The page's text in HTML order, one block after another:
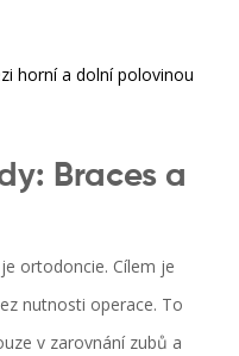
horní a dolní polovinou
Braces a
ortodoncie. Cílem je
nutnosti operace. To
v zarovnání zubů a